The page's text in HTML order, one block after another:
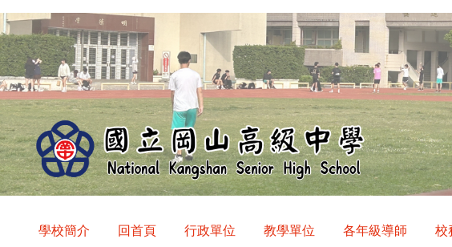
跳
到
主
要
內
容
區
學校簡介 回首頁 行政單位 教學單位 各年級導師 校